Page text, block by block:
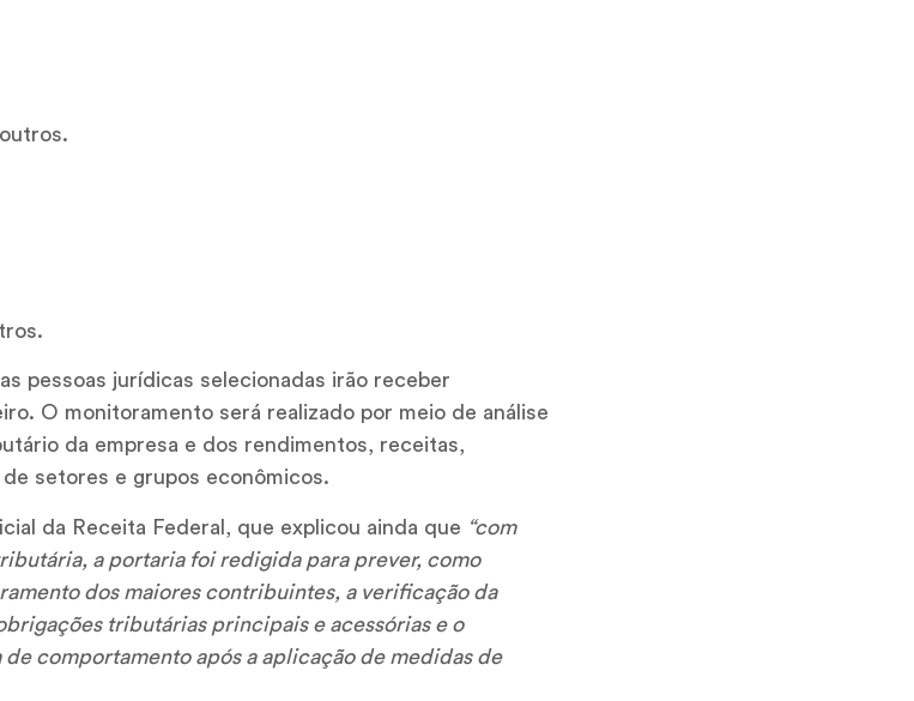
pessoas jurídicas selecionadas irão receber
O monitoramento será realizado por meio de análise
da empresa e dos rendimentos, receitas,
setores e grupos econômicos.
da Receita Federal, que explicou ainda que “com
a portaria foi redigida para prever, como
dos maiores contribuintes, a verificação da
tributárias principais e acessórias e o
comportamento após a aplicação de medidas de